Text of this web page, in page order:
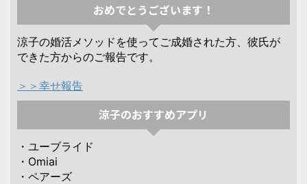
おめでとうございます！
涼子の婚活メソッドを使ってご成婚された方、彼氏が
できた方からのご報告です。
＞＞幸せ報告
涼子のおすすめアプリ
・ユーブライド
・Omiai
・ペアーズ